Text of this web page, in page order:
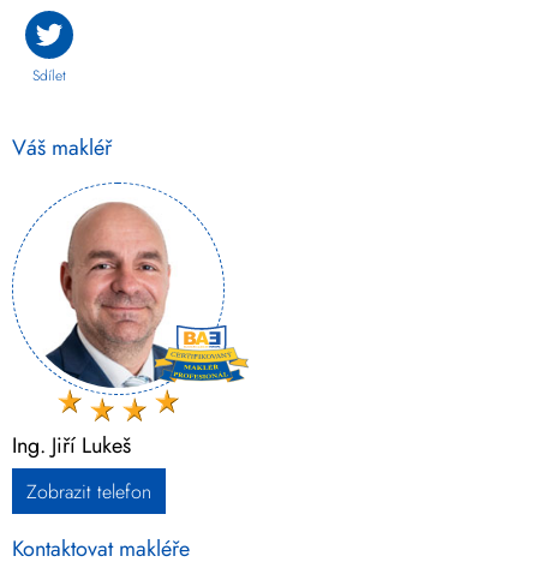
Sdílet
Váš makléř
Ing. Jiří Lukeš
Zobrazit telefon
Kontaktovat makléře